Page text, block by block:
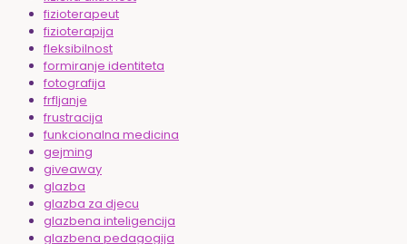
fizioterapeut
fizioterapija
fleksibilnost
formiranje identiteta
fotografija
frfljanje
frustracija
funkcionalna medicina
gejming
giveaway
glazba
glazba za djecu
glazbena inteligencija
glazbena pedagogija